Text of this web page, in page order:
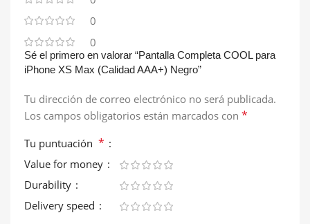
0
0
Sé el primero en valorar “Pantalla Completa COOL para
iPhone XS Max (Calidad AAA+) Negro”
Tu dirección de correo electrónico no será publicada.
Los campos obligatorios están marcados con *
Tu puntuación *
Value for money
Durability
Delivery speed